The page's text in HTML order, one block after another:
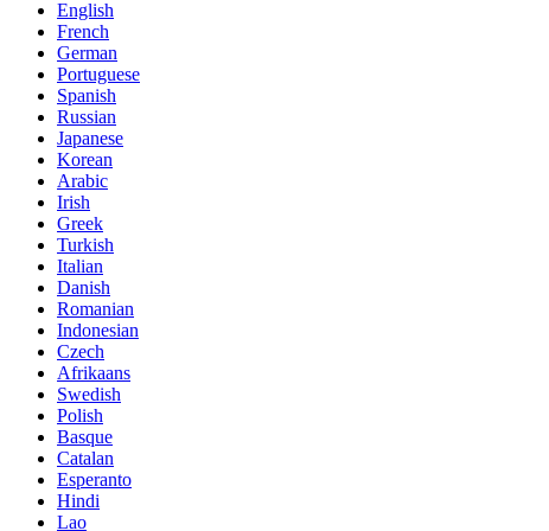
English
French
German
Portuguese
Spanish
Russian
Japanese
Korean
Arabic
Irish
Greek
Turkish
Italian
Danish
Romanian
Indonesian
Czech
Afrikaans
Swedish
Polish
Basque
Catalan
Esperanto
Hindi
Lao